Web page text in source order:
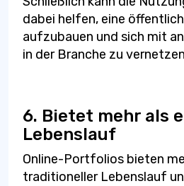
dabei helfen, eine
aufzubauen und sich mit
in der Branche zu
6. Bietet mehr als
Lebenslauf
Online-Portfolios bieten
traditioneller Lebenslauf